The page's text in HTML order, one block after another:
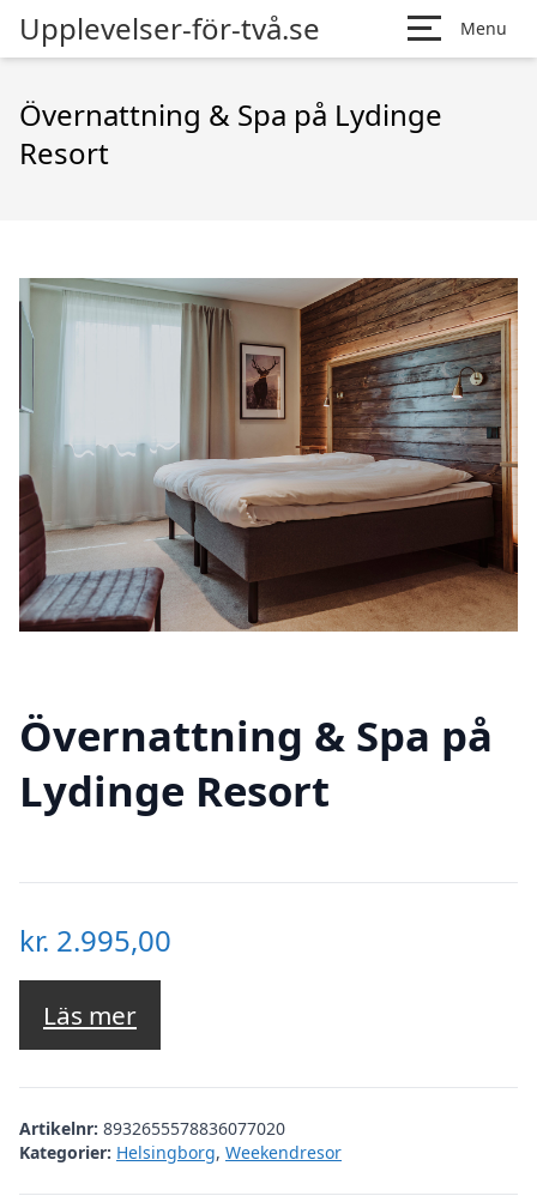
Upplevelser-för-två.se Menu
Övernattning & Spa på Lydinge
Resort
Övernattning & Spa på
Lydinge Resort
kr. 2.995,00
Läs mer
Artikelnr: 8932655578836077020
Kategorier: Helsingborg, Weekendresor